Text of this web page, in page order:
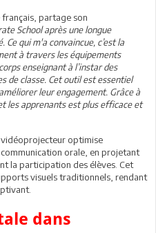
partage son
School après une longue
qui m'a convaincue, c’est la
à travers les équipements
enseignant à l’instar des
de classe. Cet outil est essentiel
leur engagement. Grâce à
les apprenants est plus efficace et
optimise
orale, en projetant
la participation des élèves. Cet
visuels traditionnels, rendant
dans